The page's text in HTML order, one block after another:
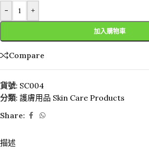
- +
加入購物車
Compare
貨號: SC004
分類: 護膚用品 Skin Care Products
Share:
描述